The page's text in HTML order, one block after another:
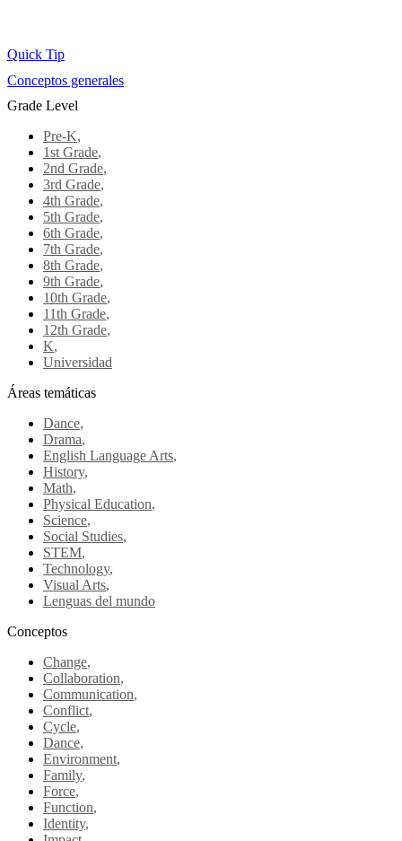
Quick Tip
Conceptos generales
Grade Level
Pre-K,
1st Grade,
2nd Grade,
3rd Grade,
4th Grade,
5th Grade,
6th Grade,
7th Grade,
8th Grade,
9th Grade,
10th Grade,
11th Grade,
12th Grade,
K,
Universidad
Áreas temáticas
Dance,
Drama,
English Language Arts,
History,
Math,
Physical Education,
Science,
Social Studies,
STEM,
Technology,
Visual Arts,
Lenguas del mundo
Conceptos
Change,
Collaboration,
Communication,
Conflict,
Cycle,
Dance,
Environment,
Family,
Force,
Function,
Identity,